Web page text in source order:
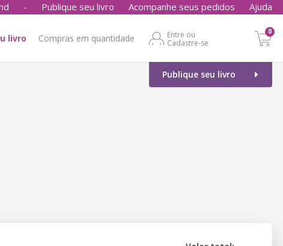
- Publique seu livro Acompanhe seus pedidos Ajuda
livro Compras em quantidade
Entre ou
Cadastre-se
0
Publique seu livro